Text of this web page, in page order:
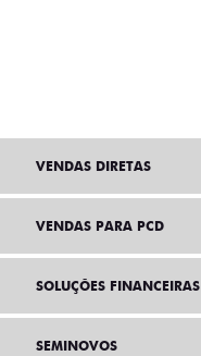
VENDAS DIRETAS
VENDAS PARA PCD
SOLUÇÕES FINANCEIRAS
SEMINOVOS